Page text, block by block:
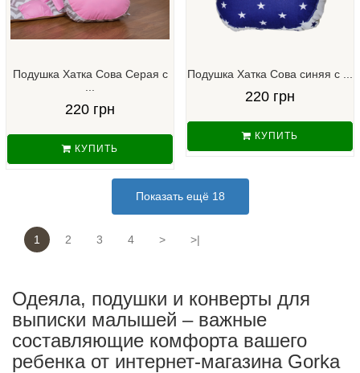
Подушка Хатка Сова Серая с
220 грн
КУПИТЬ
Подушка Хатка Сова синяя с ...
220 грн
КУПИТЬ
Показать ещё 18
1 2 3 4 > >|
Одеяла, подушки и конверты для
выписки малышей – важные
составляющие комфорта вашего
ребенка от интернет-магазина Gorka